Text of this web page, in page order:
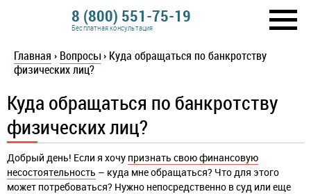
8 (800) 551-75-19
Бесплатная консультация
Главная › Вопросы › Куда обращаться по банкротству
физических лиц?
Куда обращаться по банкротству
физических лиц?
Добрый день! Если я хочу признать свою финансовую
несостоятельность – куда мне обращаться? Что для этого
может потребоваться? Нужно непосредственно в суд или еще